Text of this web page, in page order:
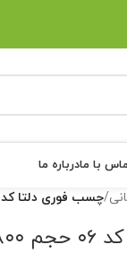
با مادرباره ما
/چسب فوری دلتا کد ۰۶ حجم ۲۸۰۰ میلی لیتر